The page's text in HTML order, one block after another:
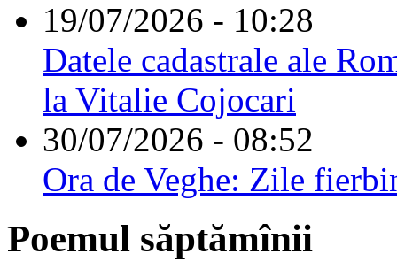
19/07/2026 - 10:28
Datele cadastrale ale
la Vitalie Cojocari
30/07/2026 - 08:52
Ora de Veghe: Zile
Poemul săptămînii